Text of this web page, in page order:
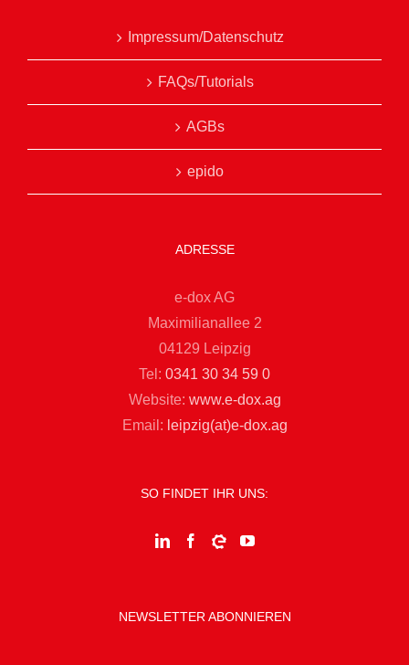
Impressum/Datenschutz
FAQs/Tutorials
AGBs
epido
ADRESSE
e-dox AG
Maximilianallee 2
04129 Leipzig
Tel: 0341 30 34 59 0
Website: www.e-dox.ag
Email: leipzig(at)e-dox.ag
SO FINDET IHR UNS:
NEWSLETTER ABONNIEREN